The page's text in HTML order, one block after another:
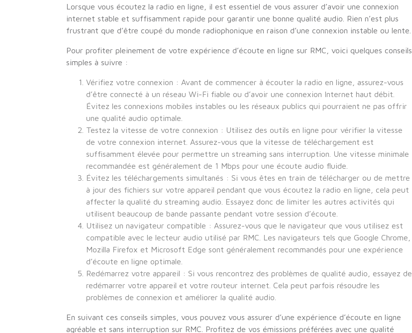
Lorsque vous écoutez la radio en ligne, il est essentiel de vous assurer d’avoir une connexion
internet stable et suffisamment rapide pour garantir une bonne qualité audio. Rien n’est plus
frustrant que d’être coupé du monde radiophonique en raison d’une connexion instable ou lente.
Pour profiter pleinement de votre expérience d’écoute en ligne sur RMC, voici quelques conseils
simples à suivre :
Vérifiez votre connexion : Avant de commencer à écouter la radio en ligne, assurez-vous
d’être connecté à un réseau Wi-Fi fiable ou d’avoir une connexion Internet haut débit.
Évitez les connexions mobiles instables ou les réseaux publics qui pourraient ne pas offrir
une qualité audio optimale.
Testez la vitesse de votre connexion : Utilisez des outils en ligne pour vérifier la vitesse
de votre connexion internet. Assurez-vous que la vitesse de téléchargement est
suffisamment élevée pour permettre un streaming sans interruption. Une vitesse minimale
recommandée est généralement de 1 Mbps pour une écoute audio fluide.
Évitez les téléchargements simultanés : Si vous êtes en train de télécharger ou de mettre
à jour des fichiers sur votre appareil pendant que vous écoutez la radio en ligne, cela peut
affecter la qualité du streaming audio. Essayez donc de limiter les autres activités qui
utilisent beaucoup de bande passante pendant votre session d’écoute.
Utilisez un navigateur compatible : Assurez-vous que le navigateur que vous utilisez est
compatible avec le lecteur audio utilisé par RMC. Les navigateurs tels que Google Chrome,
Mozilla Firefox et Microsoft Edge sont généralement recommandés pour une expérience
d’écoute en ligne optimale.
Redémarrez votre appareil : Si vous rencontrez des problèmes de qualité audio, essayez de
redémarrer votre appareil et votre routeur internet. Cela peut parfois résoudre les
problèmes de connexion et améliorer la qualité audio.
En suivant ces conseils simples, vous pouvez vous assurer d’une expérience d’écoute en ligne
agréable et sans interruption sur RMC. Profitez de vos émissions préférées avec une qualité